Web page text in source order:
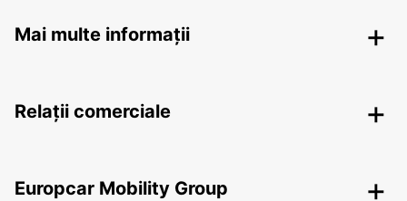
Mai multe informații
Relații comerciale
Europcar Mobility Group